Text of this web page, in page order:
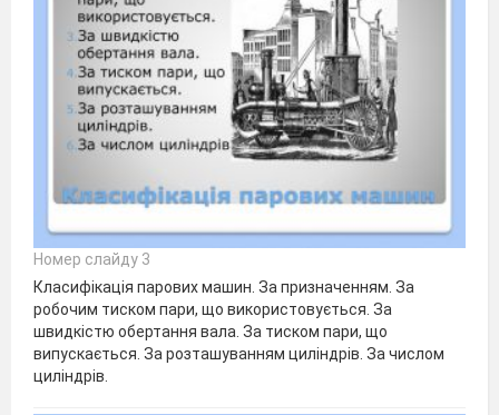
Номер слайду 3
Класифікація парових машин. За призначенням. За
робочим тиском пари, що використовується. За
швидкістю обертання вала. За тиском пари, що
випускається. За розташуванням циліндрів. За числом
циліндрів.